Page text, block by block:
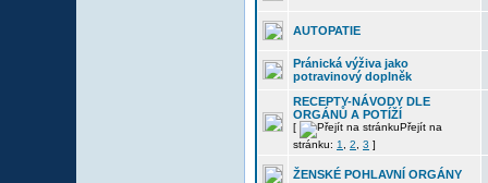
AUTOPATIE
Pránická výživa jako
potravinový doplněk
RECEPTY-NÁVODY DLE
ORGÁNŮ A POTÍŽÍ
[
Přejít na
stránku: 1 2 3 ]
ŽENSKÉ POHLAVNÍ ORGÁNY